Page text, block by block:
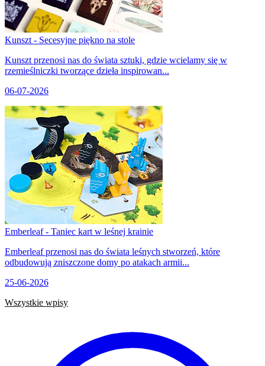
Kunszt - Secesyjne piękno na stole
Kunszt przenosi nas do świata sztuki, gdzie wcielamy się w
rzemieślniczki tworzące dzieła inspirowan...
06-07-2026
Emberleaf - Taniec kart w leśnej krainie
Emberleaf przenosi nas do świata leśnych stworzeń, które
odbudowują zniszczone domy po atakach armii...
25-06-2026
Wszystkie wpisy